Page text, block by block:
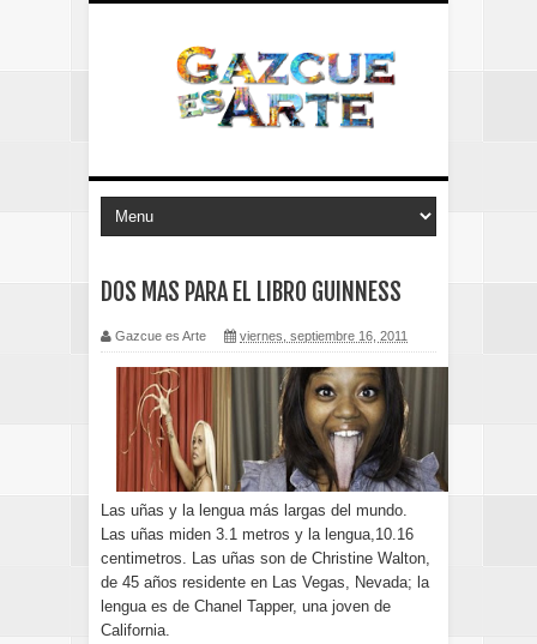
DOS MAS PARA EL LIBRO GUINNESS
Gazcue es Arte viernes, septiembre 16, 2011
Las uñas y la lengua más largas del mundo.
Las uñas miden 3.1 metros y la lengua,10.16
centimetros. Las uñas son de Christine Walton,
de 45 años residente en Las Vegas, Nevada; la
lengua es de Chanel Tapper, una joven de
California.